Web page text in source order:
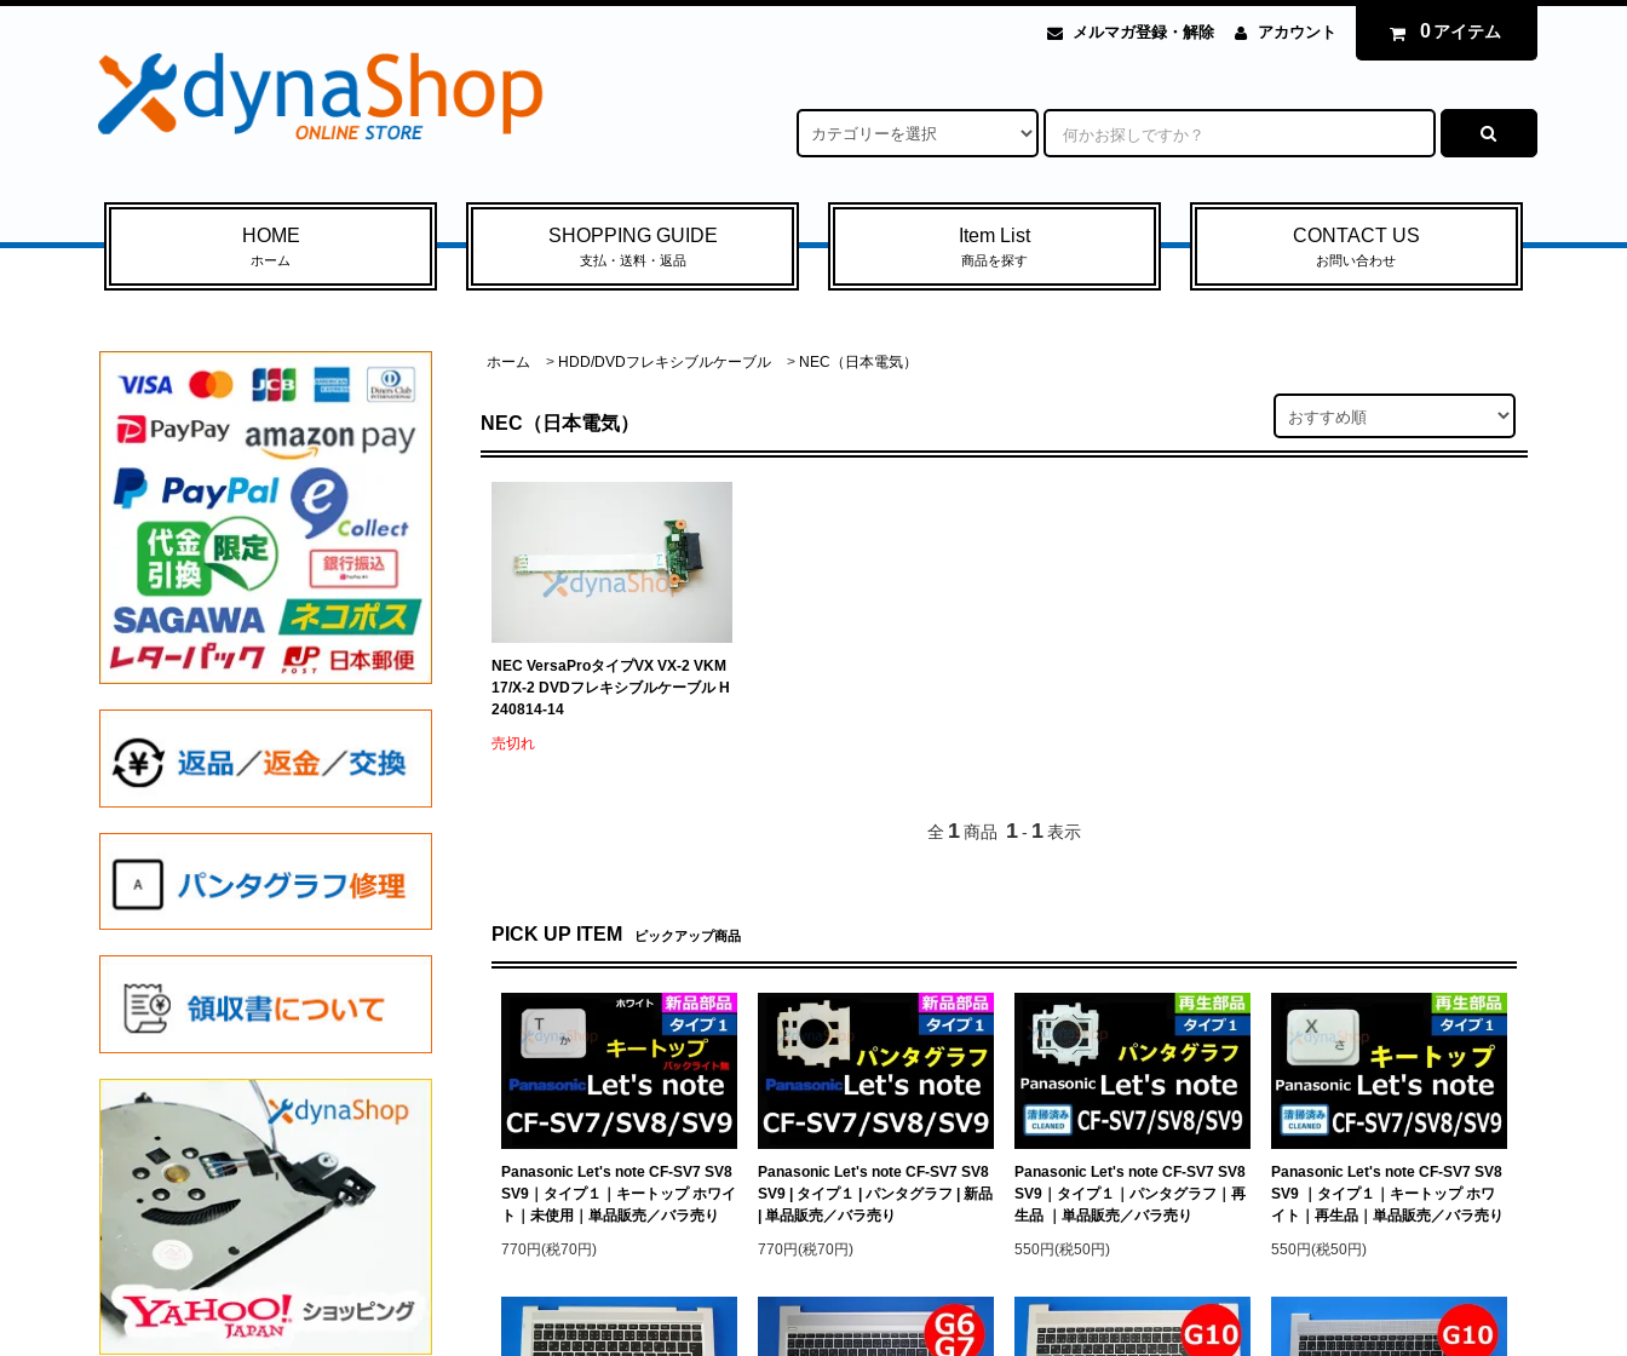
メルマガ登録・解除 アカウント 0 アイテム
HOME
ホーム
SHOPPING GUIDE
支払・送料・返品
Item List
商品を探す
CONTACT US
お問い合わせ
ホーム > HDD/DVDフレキシブルケーブル > NEC（日本電気）
NEC（日本電気）
NEC VersaProタイプVX VX-2 VKM
17/X-2 DVDフレキシブルケーブル H
240814-14
売切れ
全 1商品 1- 1表示
PICK UP ITEM ピックアップ商品
Panasonic Let's note CF-SV7 SV8
SV9｜タイプ１｜キートップ ホワイ
ト｜未使用｜単品販売／バラ売り
770円(税70円)
Panasonic Let's note CF-SV7 SV8
SV9 | タイプ１ | パンタグラフ | 新品
| 単品販売／バラ売り
770円(税70円)
Panasonic Let's note CF-SV7 SV8
SV9｜タイプ１｜パンタグラフ｜再
生品 ｜単品販売／バラ売り
550円(税50円)
Panasonic Let's note CF-SV7 SV8
SV9 ｜タイプ１｜キートップ ホワ
イト｜再生品｜単品販売／バラ売り
550円(税50円)